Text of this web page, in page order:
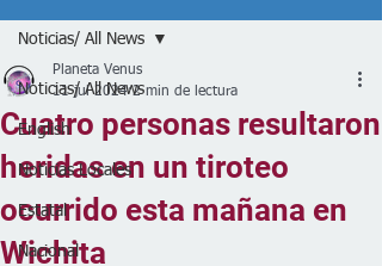
Noticias/ All News
English
Noticias Locales
Estatal
Nacional
Noticias/ All News
Cuatro personas resultaron
heridas en un tiroteo
ocurrido esta mañana en
Wichita
Planeta Venus
11 jul 2024 2 min de lectura